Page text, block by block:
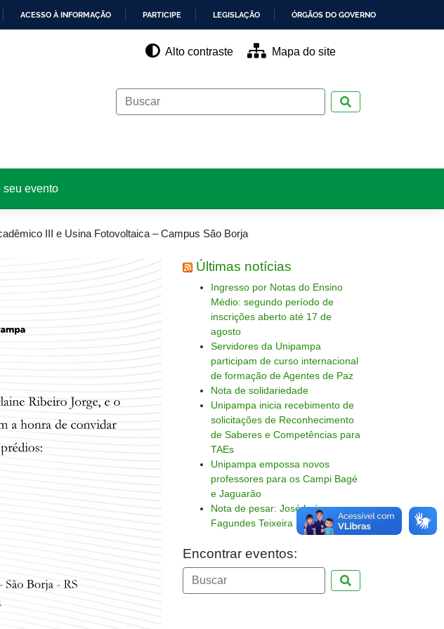
ACESSO À INFORMAÇÃO PARTICIPE LEGISLAÇÃO ÓRGÃOS DO GOVERNO
Alto contraste Mapa do site
seu evento
III e Usina Fotovoltaica – Campus São Borja
Últimas notícias
Ingresso por Notas do Ensino
Médio: segundo período de
inscrições aberto até 17 de
agosto
Servidores da Unipampa
participam de curso internacional
de formação de Agentes de Paz
Nota de solidariedade
Unipampa inicia recebimento de
solicitações de Reconhecimento
de Saberes e Competências para
TAEs
Unipampa empossa novos
professores para os Campi Bagé
e Jaguarão
Nota de pesar: José Luís
Fagundes Teixeira
Encontrar eventos: